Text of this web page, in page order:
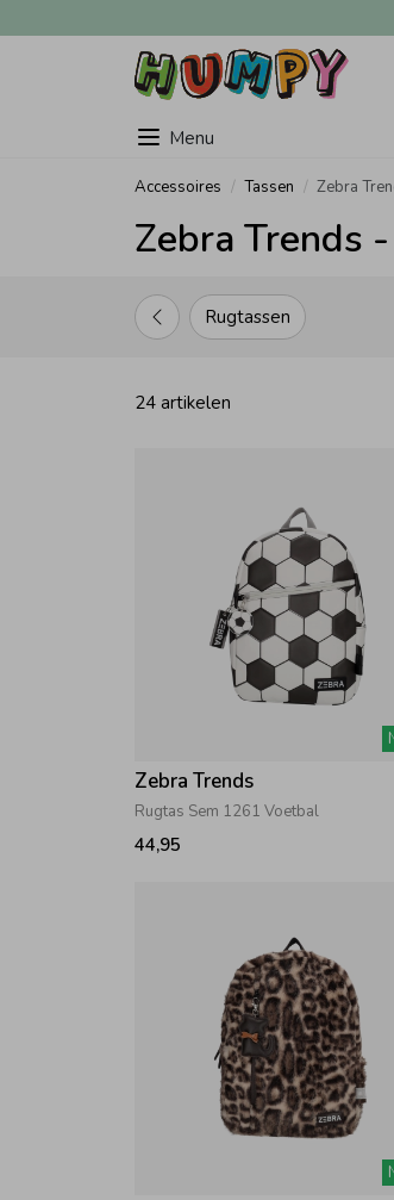
Menu
Accessoires Tassen Zebra
Zebra Trends
Rugtassen
24 artikelen
Zebra Trends
Rugtas Sem 1261 Voetbal
44,95